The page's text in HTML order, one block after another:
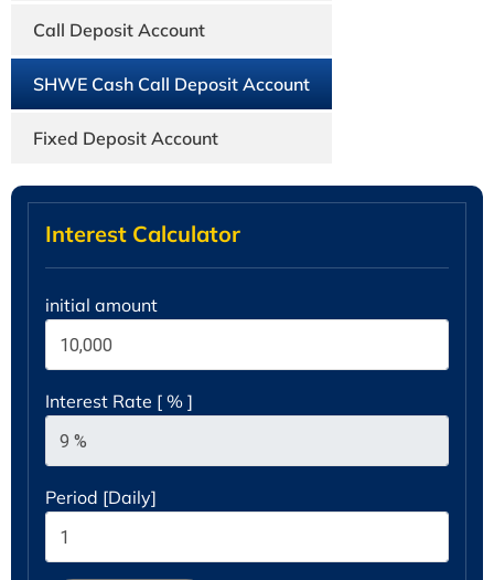
Call Deposit Account
SHWE Cash Call Deposit Account
Fixed Deposit Account
Interest Calculator
initial amount
Interest Rate [ % ]
Period [Daily]